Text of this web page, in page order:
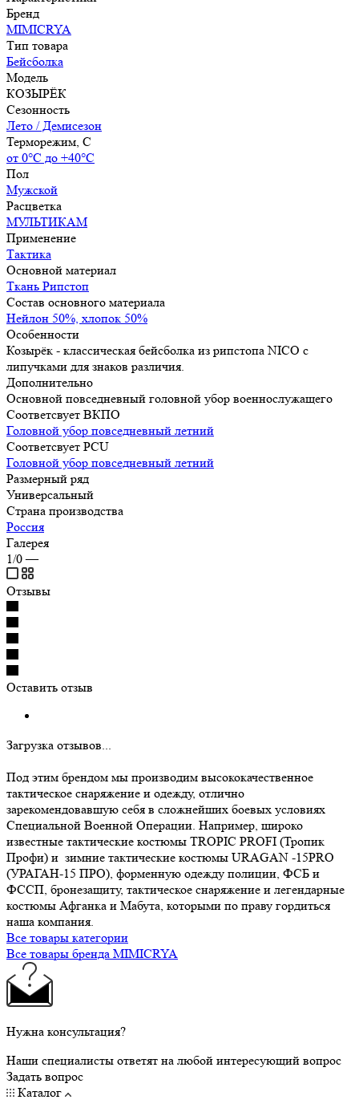
Бренд
MIMICRYA
Тип товара
Бейсболка
Модель
КОЗЫРЁК
Сезонность
Лето / Демисезон
Терморежим, C
от 0°С до +40°С
Пол
Мужской
Расцветка
МУЛЬТИКАМ
Применение
Тактика
Основной материал
Ткань Рипстоп
Состав основного материала
Нейлон 50%, хлопок 50%
Особенности
Козырёк - классическая бейсболка из рипстопа NICO с
липучками для знаков различия.
Дополнительно
Основной повседневный головной убор военнослужащего
Соответсвует ВКПО
Головной убор повседневный летний
Соответсвует PCU
Головной убор повседневный летний
Размерный ряд
Универсальный
Страна производства
Россия
Галерея
1/0 —
Отзывы
Оставить отзыв
Загрузка отзывов...
Под этим брендом мы производим высококачественное
тактическое снаряжение и одежду, отлично
зарекомендовавшую себя в сложнейших боевых условиях
Специальной Военной Операции. Например, широко
известные тактические костюмы TROPIC PROFI (Тропик
Профи) и зимние тактические костюмы URAGAN -15PRO
(УРАГАН-15 ПРО), форменную одежду полиции, ФСБ и
ФССП, бронезащиту, тактическое снаряжение и легендарные
костюмы Афганка и Мабута, которыми по праву гордиться
наша компания.
Все товары категории
Все товары бренда MIMICRYA
Нужна консультация?
Наши специалисты ответят на любой интересующий вопрос
Задать вопрос
Каталог